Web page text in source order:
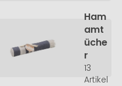
Ham
amt
üche
r
13
Artikel